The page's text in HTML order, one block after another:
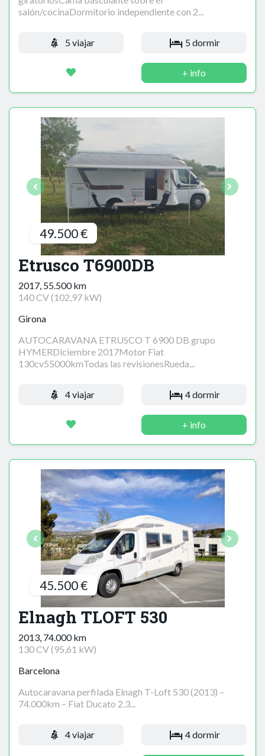
salón/cocinaDormitorio independiente con 2...
5 viajar 5 dormir
+ info
49.500 €
Etrusco T6900DB
2017, 55.500 km
140 CV (102,97 kW)
Girona
AUTOCARAVANA ETRUSCO T 6900 DB grupo
HYMERDiciembre 2017Motor Fiat
130cv55000kmTodas las revisionesRueda...
4 viajar 4 dormir
+ info
45.500 €
Elnagh TLOFT 530
2013, 74.000 km
130 CV (95,61 kW)
Barcelona
Autocaravana perfilada Elnagh T-Loft 530 (2013) –
74.000km – Fiat Ducato 2.3...
4 viajar 4 dormir